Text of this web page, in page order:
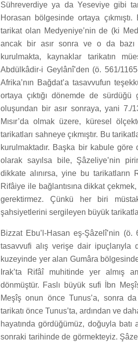
Sühreverdiye ya da Yeseviye gibi
Horasan bölgesinde ortaya
tarikat olan Medyeniye’nin de (ki
ancak bir asır sonra ve o da bazı
kurulmakta, kaynaklar tarikatın
Abdülkâdir-i Geylânî’den (ö. 561/
Afrika’nın Bağdat’a tasavvufun
ortaya çıktığı dönemde de sürdüğü
oluşundan bir asır sonraya, yani 7./
Mısır’da olmak üzere, küresel
tarikatları sahneye çıkmıştır. Bu
kurulmaktadır. Başka bir kabule
olarak sayılsa bile, Şâzeliye’nin
dikkate alınırsa, yine bu
Rifâiye ile bağlantısına dikkat
gerektirmez. Çünkü her biri
şahsiyetlerini sergileyen büyük
Bizzat Ebu’l-Hasan eş-Şâzelî’nin
tasavvufi alış verişe dair ipuçlarıyla
kuzeyinde yer alan Gumâra
Irak’ta Rifâî muhitinde yer almış
dönmüştür. Faslı büyük sufi İbn
Meşîş onun önce Tunus’a, sonra
tarikatı önce Tunus’ta, ardından ve
hayatında gördüğümüz, doğuyla batı
sonraki tarihinde de görmekteyiz.